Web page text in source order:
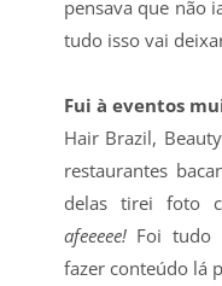
pensava que não
tudo isso vai
Fui à eventos
Hair Brazil,
restaurantes
delas tirei foto
afeeeee!Foi tudo
fazer conteúdo lá